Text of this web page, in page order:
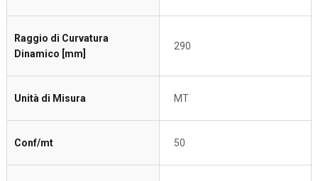
Raggio di Curvatura
Dinamico [mm]
290
Unità di Misura MT
Conf/mt 50